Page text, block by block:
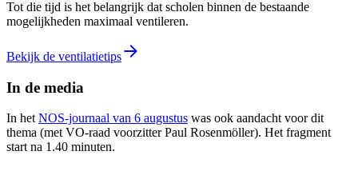
Tot die tijd is het belangrijk dat scholen binnen de bestaande
mogelijkheden maximaal ventileren.
Bekijk de ventilatietips
In de media
In het NOS-journaal van 6 augustus was ook aandacht voor dit
thema (met VO-raad voorzitter Paul Rosenmöller). Het fragment
start na 1.40 minuten.